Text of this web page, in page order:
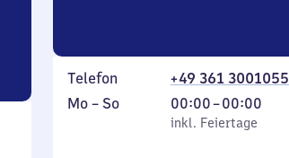
Telefon
+49 361 3001055
Montag
Mo – So,
inkl. Feiertage
00:00–00:00
Von
0
inkl. Feiertage